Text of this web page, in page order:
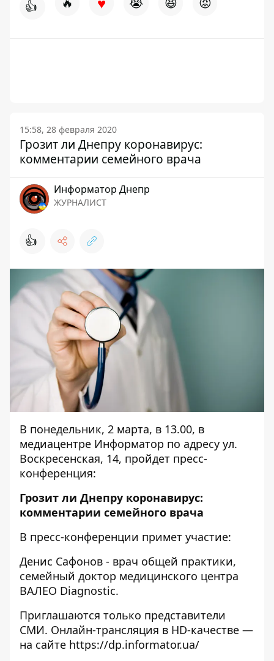
👍
15:58, 28 февраля 2020
Грозит ли Днепру коронавирус:
комментарии семейного врача
Информатор Днепр
ЖУРНАЛИСТ
👍
В понедельник, 2 марта, в 13.00, в
медиацентре Информатор по адресу ул.
Воскресенская, 14, пройдет пресс-
конференция:
Грозит ли Днепру коронавирус:
комментарии семейного врача
В пресс-конференции примет участие:
Денис Сафонов - врач общей практики,
семейный доктор медицинского центра
ВАЛЕО Diagnostic.
Приглашаются только представители
СМИ. Онлайн-трансляция в HD-качестве —
на сайте https://dp.informator.ua/